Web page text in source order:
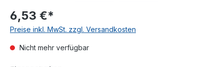
6,53 €*
Preise inkl. MwSt. zzgl. Versandkosten
Nicht mehr verfügbar